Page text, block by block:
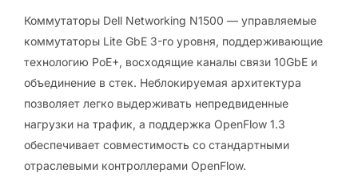
Коммутаторы Dell Networking N1500 — управляемые
коммутаторы Lite GbE 3-го уровня, поддерживающие
технологию PoE+, восходящие каналы связи 10GbE и
объединение в стек. Неблокируемая архитектура
позволяет легко выдерживать непредвиденные
нагрузки на трафик, а поддержка OpenFlow 1.3
обеспечивает совместимость со стандартными
отраслевыми контроллерами OpenFlow.